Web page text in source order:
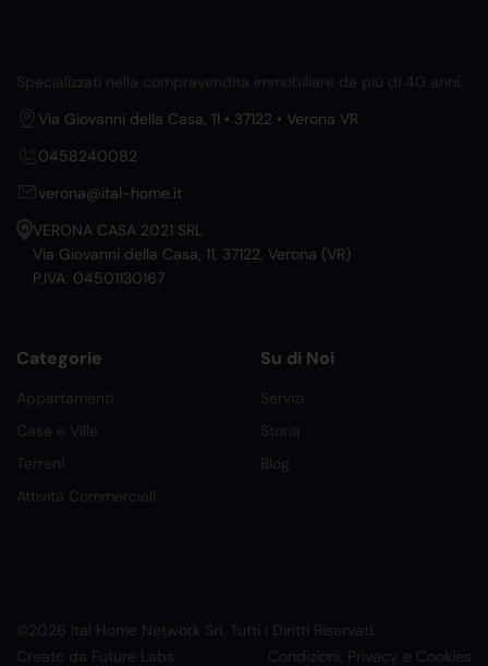
Specializzati nella compravendita immobiliare da più di 40 anni.
Via Giovanni della Casa, 11 • 37122 • Verona VR
0458240082
verona@ital-home.it
VERONA CASA 2021 SRL
Via Giovanni della Casa, 11, 37122, Verona (VR)
P.IVA: 04501130167
Categorie
Appartamenti
Case e Ville
Terreni
Attività Commerciali
Su di Noi
Servizi
Storia
Blog
©2026 Ital Home Network Srl. Tutti i Diritti Riservati.
Creato da Future Labs
Condizioni, Privacy e Cookies